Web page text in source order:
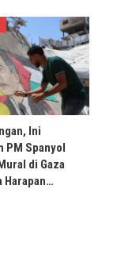
Ini
PM Spanyol
di Gaza
Harapan…